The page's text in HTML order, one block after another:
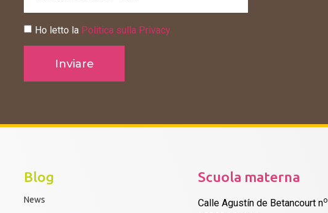
Ho letto la Politica sulla Privacy
Inviare
Blog
News
Scuola materna
Calle Agustín de Betancourt no